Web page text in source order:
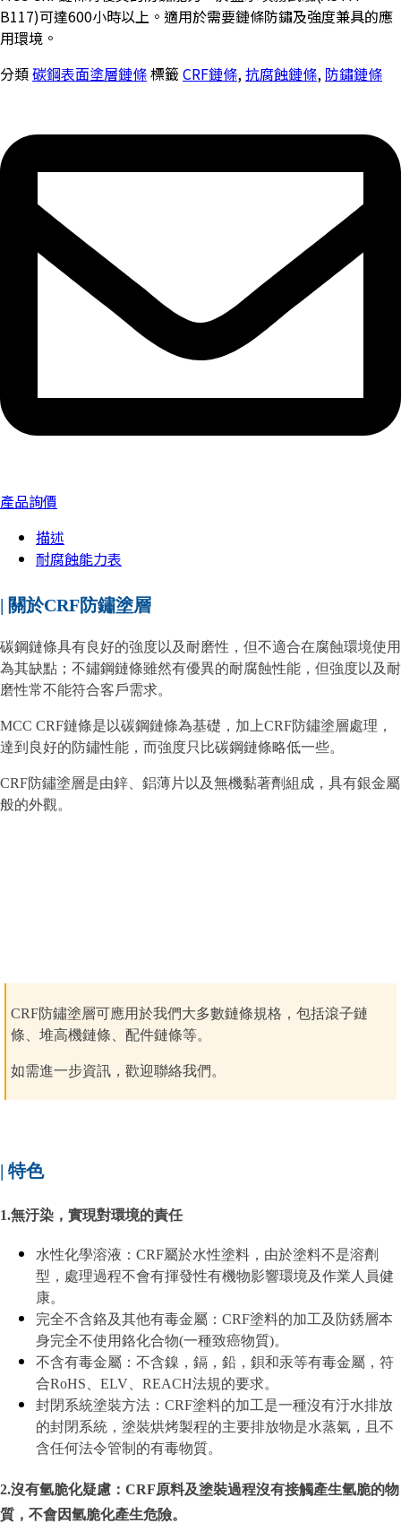
B117)可達600小時以上。適用於需要鏈條防鏽及強度兼具的應
用環境。
分類碳鋼表面塗層鏈條標籤CRF鏈條, 抗腐蝕鏈條, 防鏽鏈條
產品詢價
描述
耐腐蝕能力表
| 關於CRF防鏽塗層
碳鋼鏈條具有良好的強度以及耐磨性，但不適合在腐蝕環境使用
為其缺點；不鏽鋼鏈條雖然有優異的耐腐蝕性能，但強度以及耐
磨性常不能符合客戶需求。
MCC CRF鏈條是以碳鋼鏈條為基礎，加上CRF防鏽塗層處理，
達到良好的防鏽性能，而強度只比碳鋼鏈條略低一些。
CRF防鏽塗層是由鋅、鋁薄片以及無機黏著劑組成，具有銀金屬
般的外觀。
CRF防鏽塗層可應用於我們大多數鏈條規格，包括滾子鏈
條、堆高機鏈條、配件鏈條等。
如需進一步資訊，歡迎聯絡我們。
| 特色
1.無汙染，實現對環境的責任
水性化學溶液：CRF屬於水性塗料，由於塗料不是溶劑
型，處理過程不會有揮發性有機物影響環境及作業人員健
康。
完全不含鉻及其他有毒金屬：CRF塗料的加工及防銹層本
身完全不使用鉻化合物(一種致癌物質)。
不含有毒金屬：不含鎳，鎘，鉛，鋇和汞等有毒金屬，符
合RoHS、ELV、REACH法規的要求。
封閉系統塗裝方法：CRF塗料的加工是一種沒有汙水排放
的封閉系統，塗裝烘烤製程的主要排放物是水蒸氣，且不
含任何法令管制的有毒物質。
2.沒有氫脆化疑慮：CRF原料及塗裝過程沒有接觸產生氫脆的物
質，不會因氫脆化產生危險。